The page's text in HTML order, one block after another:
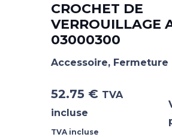
CROCHET DE
VERROUILLAGE
03000300
Accessoire, Fermeture
52.75 € TVA
incluse
TVA incluse